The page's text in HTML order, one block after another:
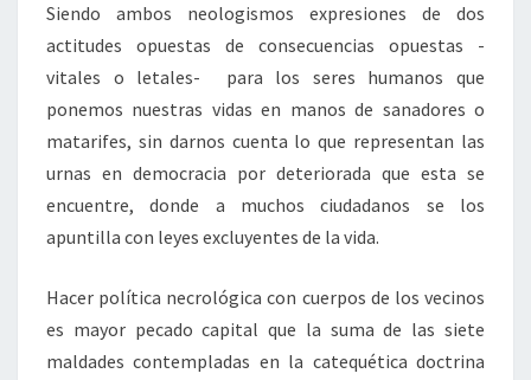
Siendo ambos neologismos expresiones de dos
actitudes opuestas de consecuencias opuestas -
vitales o letales- para los seres humanos que
ponemos nuestras vidas en manos de sanadores o
matarifes, sin darnos cuenta lo que representan las
urnas en democracia por deteriorada que esta se
encuentre, donde a muchos ciudadanos se los
apuntilla con leyes excluyentes de la vida.
Hacer política necrológica con cuerpos de los vecinos
es mayor pecado capital que la suma de las siete
maldades contempladas en la catequética doctrina